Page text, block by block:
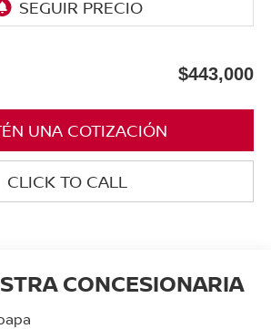
$443,000
UNA COTIZACIÓN
CLICK TO CALL
CONCESIONARIA